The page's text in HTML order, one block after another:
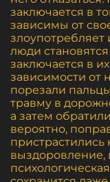
заключается в
зависимы от
люди
заключается в
зависимости от
порезали
травму в
а затем
вероятно,
пристрастились
выздоровление,